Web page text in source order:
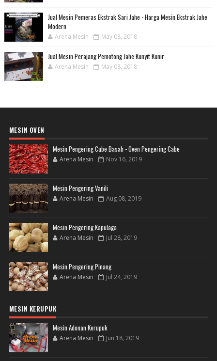
Jual Mesin Pemeras Ekstrak Sari Jahe - Harga Mesin Ekstrak Jahe
Modern
Arena Mesin May 08, 2018
Jual Mesin Perajang Pemotong Jahe Kunyit Kunir
Arena Mesin May 08, 2018
MESIN OVEN
Mesin Pengering Cabe Basah - Oven Pengering Cabe
Arena Mesin Nov 16, 2019
Mesin Pengering Vanili
Arena Mesin Aug 08, 2019
Mesin Pengering Kapulaga
Arena Mesin Jul 28, 2019
Mesin Pengering Pinang
Arena Mesin Jul 24, 2019
MESIN KERUPUK
Mesin Adonan Kerupuk
Arena Mesin Jun 18, 2019